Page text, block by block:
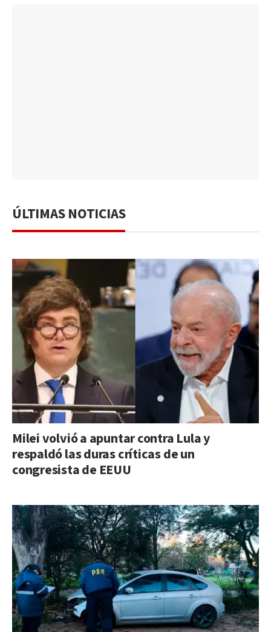
ÚLTIMAS NOTICIAS
Milei volvió a apuntar contra Lula y
respaldó las duras críticas de un
congresista de EEUU